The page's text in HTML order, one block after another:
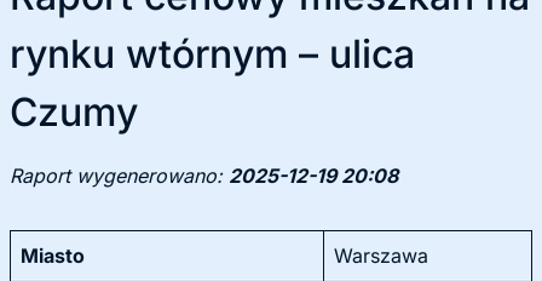
rynku wtórnym – ulica
Czumy
Raport wygenerowano: 2025-12-19 20:08
Miasto Warszawa